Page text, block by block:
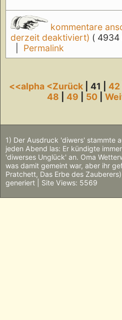
kommentare
derzeit deaktiviert) ( 4934
Permalink
<<alpha <Zurück | 41 |42
48 |49 50 |
1) Der Ausdruck 'diwers' stammte
jeden Abend las: Er kündigte
'diwerses Unglück' an. Oma
was damit gemeint war, aber ihr
Pratchett, Das Erbe des
generiert | Site Views: 5569